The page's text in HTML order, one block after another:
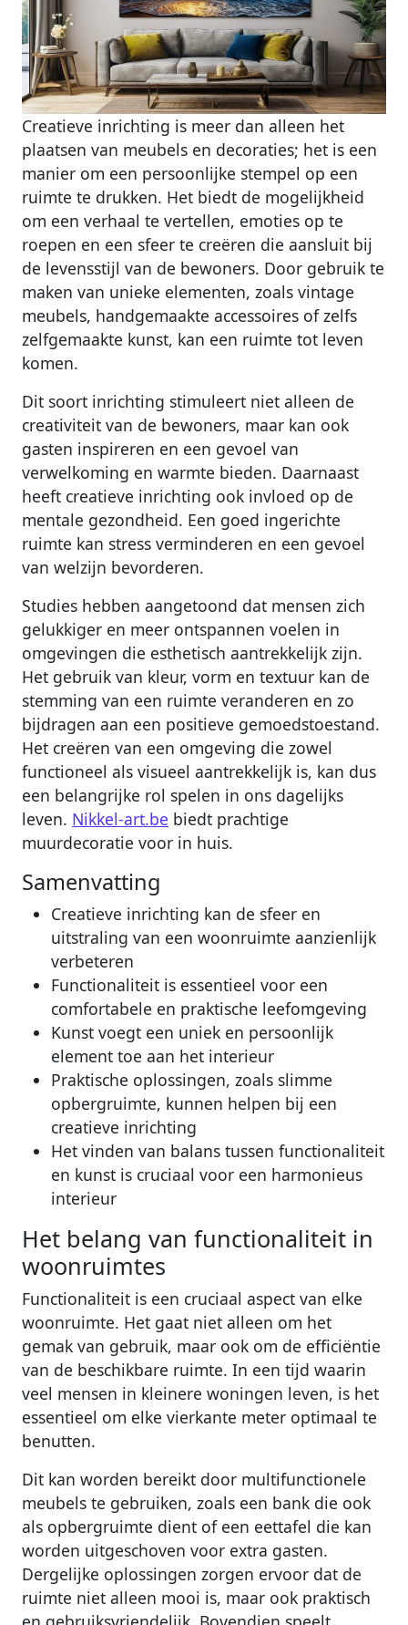
Creatieve inrichting is meer dan alleen het
plaatsen van meubels en decoraties; het is een
manier om een persoonlijke stempel op een
ruimte te drukken. Het biedt de mogelijkheid
om een verhaal te vertellen, emoties op te
roepen en een sfeer te creëren die aansluit bij
de levensstijl van de bewoners. Door gebruik te
maken van unieke elementen, zoals vintage
meubels, handgemaakte accessoires of zelfs
zelfgemaakte kunst, kan een ruimte tot leven
komen.
Dit soort inrichting stimuleert niet alleen de
creativiteit van de bewoners, maar kan ook
gasten inspireren en een gevoel van
verwelkoming en warmte bieden. Daarnaast
heeft creatieve inrichting ook invloed op de
mentale gezondheid. Een goed ingerichte
ruimte kan stress verminderen en een gevoel
van welzijn bevorderen.
Studies hebben aangetoond dat mensen zich
gelukkiger en meer ontspannen voelen in
omgevingen die esthetisch aantrekkelijk zijn.
Het gebruik van kleur, vorm en textuur kan de
stemming van een ruimte veranderen en zo
bijdragen aan een positieve gemoedstoestand.
Het creëren van een omgeving die zowel
functioneel als visueel aantrekkelijk is, kan dus
een belangrijke rol spelen in ons dagelijks
leven. Nikkel-art.be biedt prachtige
muurdecoratie voor in huis.
Samenvatting
Creatieve inrichting kan de sfeer en
uitstraling van een woonruimte aanzienlijk
verbeteren
Functionaliteit is essentieel voor een
comfortabele en praktische leefomgeving
Kunst voegt een uniek en persoonlijk
element toe aan het interieur
Praktische oplossingen, zoals slimme
opbergruimte, kunnen helpen bij een
creatieve inrichting
Het vinden van balans tussen functionaliteit
en kunst is cruciaal voor een harmonieus
interieur
Het belang van functionaliteit in
woonruimtes
Functionaliteit is een cruciaal aspect van elke
woonruimte. Het gaat niet alleen om het
gemak van gebruik, maar ook om de efficiëntie
van de beschikbare ruimte. In een tijd waarin
veel mensen in kleinere woningen leven, is het
essentieel om elke vierkante meter optimaal te
benutten.
Dit kan worden bereikt door multifunctionele
meubels te gebruiken, zoals een bank die ook
als opbergruimte dient of een eettafel die kan
worden uitgeschoven voor extra gasten.
Dergelijke oplossingen zorgen ervoor dat de
ruimte niet alleen mooi is, maar ook praktisch
en gebruiksvriendelijk. Bovendien speelt